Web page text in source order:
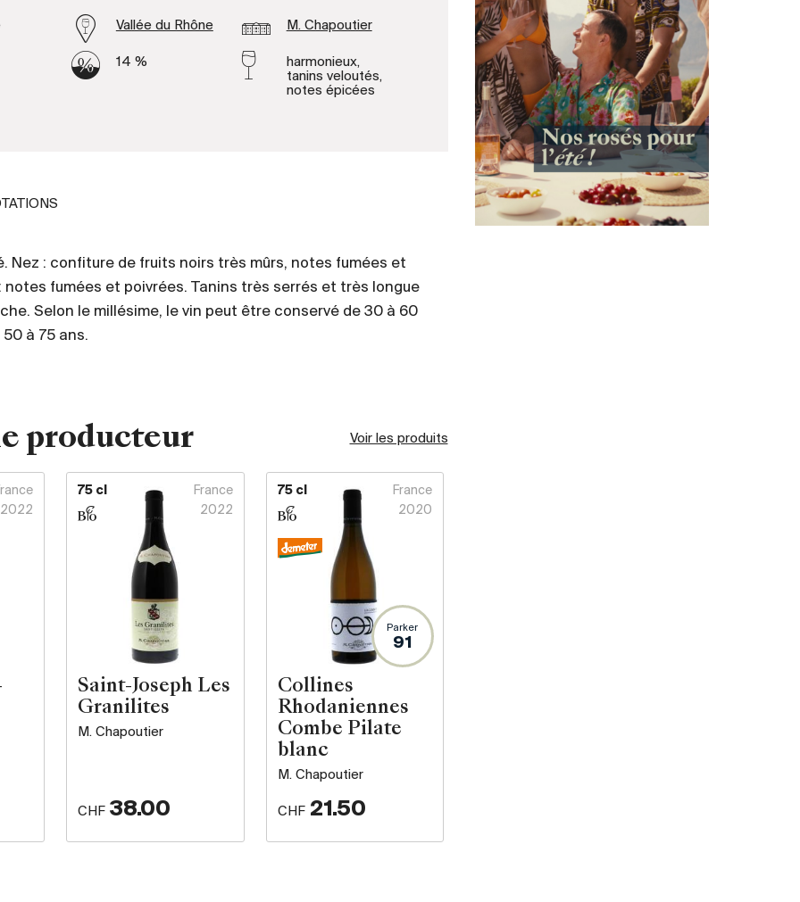
Vallée du Rhône M. Chapoutier
14 %
harmonieux,
tanins veloutés,
notes épicées
Nez : confiture de fruits noirs très mûrs, notes fumées et
notes fumées et poivrées. Tanins très serrés et très longue
Selon le millésime, le vin peut être conservé de 30 à 60
à 75 ans.
producteur Voir les produits
2022
75 cl
France
2022
Saint-Joseph Les
Granilites
M. Chapoutier
CHF 38.00
75 cl
France
2020
Parker
91
Collines
Rhodaniennes
Combe Pilate
blanc
M. Chapoutier
CHF 21.50